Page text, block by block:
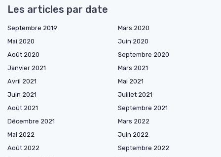
Les articles par date
Septembre 2019
Mars 2020
Mai 2020
Juin 2020
Août 2020
Septembre 2020
Janvier 2021
Mars 2021
Avril 2021
Mai 2021
Juin 2021
Juillet 2021
Août 2021
Septembre 2021
Décembre 2021
Mars 2022
Mai 2022
Juin 2022
Août 2022
Septembre 2022